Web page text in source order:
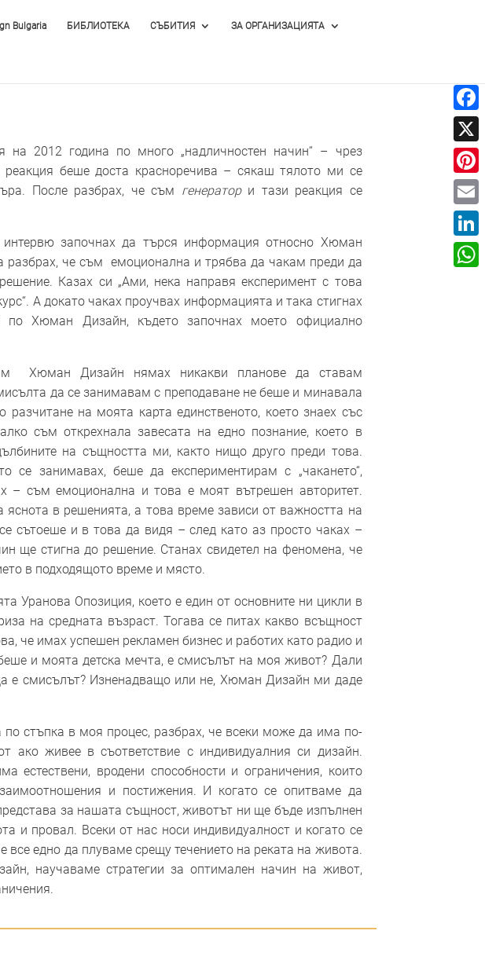
БИБЛИОТЕКА СЪБИТИЯ ЗА ОРГАНИЗАЦИЯТА
2012 година по много „надличностен начин“ – чрез
реакция беше доста красноречива – сякаш тялото ми се
После разбрах, че съм генератори тази реакция се
започнах да търся информация относно Хюман
разбрах, че съм емоционална и трябва да чакам преди да
Казах си „Ами, нека направя експеримент с това
А докато чаках проучвах информацията и така стигнах
по Хюман Дизайн, където започнах моето официално
Хюман Дизайн нямах никакви планове да ставам
да се занимавам с преподаване не беше и минавала
разчитане на моята карта единственото, което знаех със
съм открехнала завесата на едно познание, което в
на същността ми, както нищо друго преди това.
се занимавах, беше да експериментирам с „чакането“,
– съм емоционална и това е моят вътрешен авторитет.
в решенията, а това време зависи от важността на
сътоеше и в това да видя – след като аз просто чаках –
ще стигна до решение. Станах свидетел на феномена, че
в подходящото време и място.
Уранова Опозиция, което е един от основните ни цикли в
на средната възраст. Тогава се питах какво всъщност
че имах успешен рекламен бизнес и работих като радио и
и моята детска мечта, е смисълът на моя живот? Дали
е смисълът? Изненадващо или не, Хюман Дизайн ми даде
по стъпка в моя процес, разбрах, че всеки може да има по-
ако живее в съответствие с индивидуалния си дизайн.
естествени, вродени способности и ограничения, които
и постижения. И когато се опитваме да
за нашата същност, животът ни ще бъде изпълнен
и провал. Всеки от нас носи индивидуалност и когато се
все едно да плуваме срещу течението на реката на живота.
научаваме стратегии за оптимален начин на живот,
X
Email